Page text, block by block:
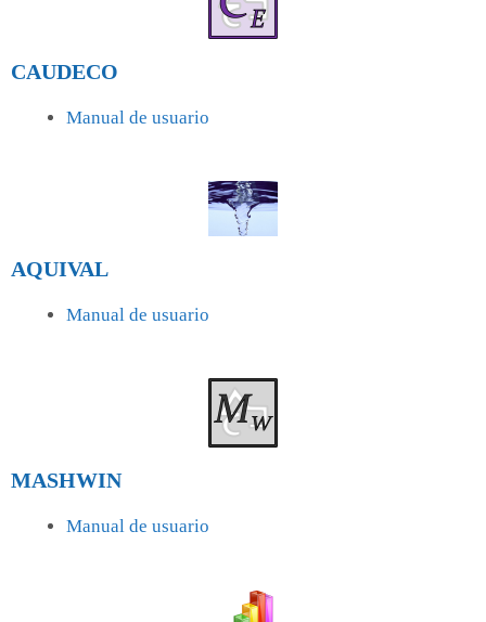
CAUDECO
Manual de usuario
AQUIVAL
Manual de usuario
MASHWIN
Manual de usuario